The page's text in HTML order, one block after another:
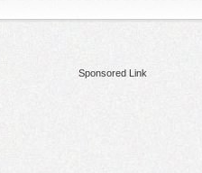
Sponsored Link